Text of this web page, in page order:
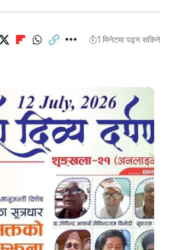
1 मिनेटमा पढ्न सकिने